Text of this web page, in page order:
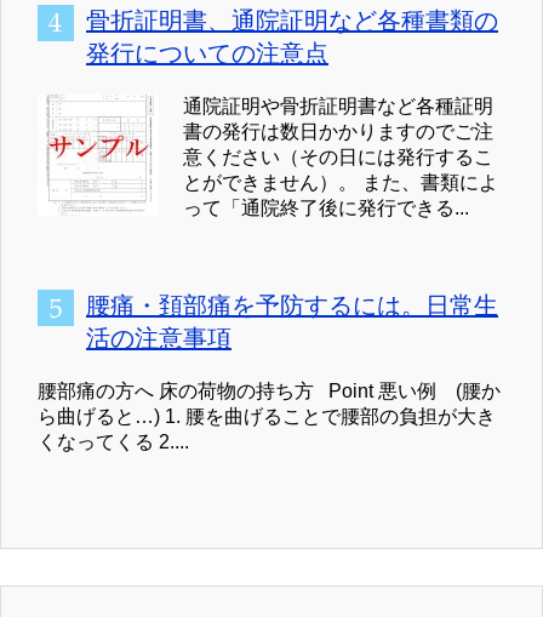
骨折証明書、通院証明など各種書類の
発行についての注意点
通院証明や骨折証明書など各種証明
書の発行は数日かかりますのでご注
意ください（その日には発行するこ
とができません）。 また、書類によ
って「通院終了後に発行できる...
腰痛・頚部痛を予防するには。日常生
活の注意事項
腰部痛の方へ 床の荷物の持ち方 Point 悪い例 (腰か
ら曲げると…) 1. 腰を曲げることで腰部の負担が大き
くなってくる 2....